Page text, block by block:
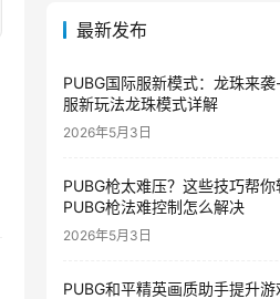
最新发布
PUBG国际服新模式：龙珠来
服新玩法龙珠模式详解
2026年5月3日
PUBG枪太难压？这些技巧帮
PUBG枪法难控制怎么解决
2026年5月3日
PUBG和平精英画质助手提升